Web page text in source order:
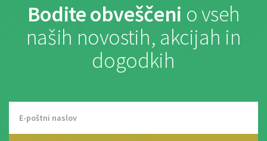
Bodite obveščeni o vseh
naših novostih, akcijah in
dogodkih